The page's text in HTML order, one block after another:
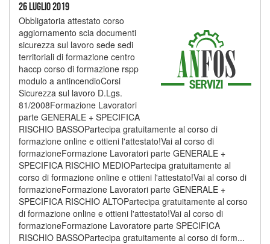
26 Luglio 2019
Obbligatoria attestato corso
aggiornamento scia documenti
sicurezza sul lavoro sede sedi
territoriali di formazione centro
haccp corso di formazione rspp
modulo a antincendioCorsi
Sicurezza sul lavoro D.Lgs.
81/2008Formazione Lavoratori
parte GENERALE + SPECIFICA
RISCHIO BASSOPartecipa gratuitamente al corso di
formazione online e ottieni l'attestato!Vai al corso di
formazioneFormazione Lavoratori parte GENERALE +
SPECIFICA RISCHIO MEDIOPartecipa gratuitamente al
corso di formazione online e ottieni l'attestato!Vai al corso di
formazioneFormazione Lavoratori parte GENERALE +
SPECIFICA RISCHIO ALTOPartecipa gratuitamente al corso
di formazione online e ottieni l'attestato!Vai al corso di
formazioneFormazione Lavoratore parte SPECIFICA
RISCHIO BASSOPartecipa gratuitamente al corso di form...